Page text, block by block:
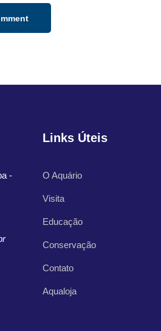
-
Links Úteis
O Aquário
Visita
Educação
Conservação
Contato
Aqualoja